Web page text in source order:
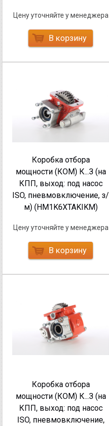
Цену уточняйте у менеджера
В корзину
Коробка отбора
мощности (КОМ) К...З (на
КПП, выход: под насос
ISO, пневмовключение, з/
м) (HM1K6XTAKIKM)
Цену уточняйте у менеджера
В корзину
Коробка отбора
мощности (КОМ) К...З (на
КПП, выход: под насос
ISO, пневмовключение,